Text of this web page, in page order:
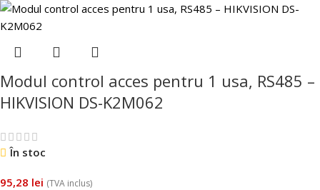
Modul control acces pentru 1 usa, RS485 –
HIKVISION DS-K2M062
În stoc
95,28 lei (TVA inclus)